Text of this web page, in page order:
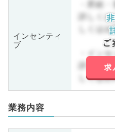
インセンティ
ブ
・昇給
詳しく
しくは
・イン
詳しく
しくは
業務内容